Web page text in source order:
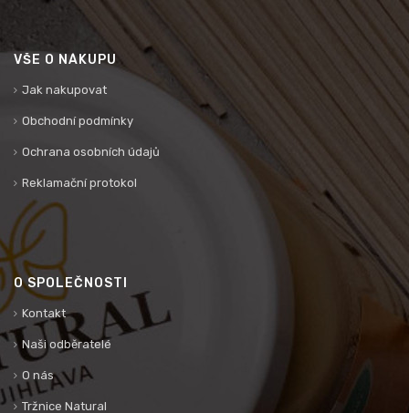
VŠE O NÁKUPU
Jak nakupovat
Obchodní podmínky
Ochrana osobních údajů
Reklamační protokol
O SPOLEČNOSTI
Kontakt
Naši odběratelé
O nás
Tržnice Natural